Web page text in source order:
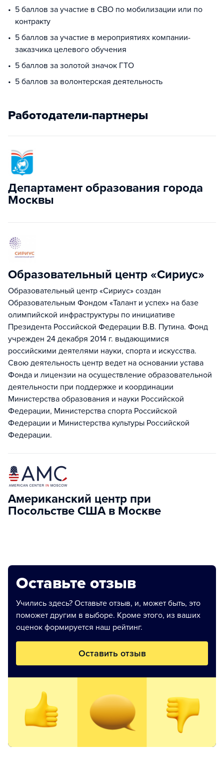
5 баллов за участие в СВО по мобилизации или по
контракту
5 баллов за участие в мероприятиях компании-
заказчика целевого обучения
5 баллов за золотой значок ГТО
5 баллов за волонтерская деятельность
Работодатели-партнеры
Департамент образования города
Москвы
Образовательный центр «Сириус»
Образовательный центр «Сириус» создан
Образовательным Фондом «Талант и успех» на базе
олимпийской инфраструктуры по инициативе
Президента Российской Федерации В.В. Путина. Фонд
учрежден 24 декабря 2014 г. выдающимися
российскими деятелями науки, спорта и искусства.
Свою деятельность центр ведет на основании устава
Фонда и лицензии на осуществление образовательной
деятельности при поддержке и координации
Министерства образования и науки Российской
Федерации, Министерства спорта Российской
Федерации и Министерства культуры Российской
Федерации.
Американский центр при
Посольстве США в Москве
Оставьте отзыв
Учились здесь? Оставьте отзыв, и, может быть, это
поможет другим в выборе. Кроме этого, из ваших
оценок формируется наш рейтинг.
Оставить отзыв